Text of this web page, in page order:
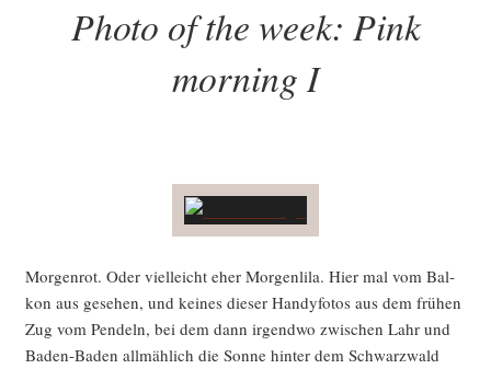
Photo of the week: Pink
morning I
Mor­gen­rot. Oder viel­leicht eher Mor­gen­li­la. Hier mal vom Bal­
kon aus gese­hen, und kei­nes die­ser Han­dy­fo­tos aus dem frü­hen
Zug vom Pen­deln, bei dem dann irgend­wo zwi­schen Lahr und
Baden-Baden all­mäh­lich die Son­ne hin­ter dem Schwarz­wald